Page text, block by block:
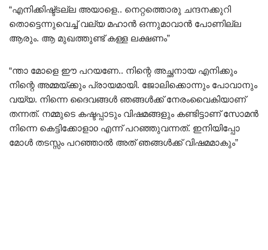
“എനിക്കിഷ്ട്ടല്ല അയാളെ.. നെറ്റത്തൊരു ചന്ദനക്കുറി
തൊട്ടെന്നുവെച്ച് വല്യ മഹാൻ ഒന്നുമാവാൻ പോണില്ല
ആരും. ആ മുഖത്തുണ്ട് കള്ള ലക്ഷണം”
“ന്താ മോളെ ഈ പറയണേ.. നിന്റെ അച്ഛനായ എനിക്കും
നിന്റെ അമ്മയ്ക്കും പ്രായമായി. ജോലിക്കൊന്നും പോവാനും
വയ്യ. നിന്നെ ദൈവങ്ങൾ ഞങ്ങൾക്ക് നേരംവൈകിയാണ്
തന്നത്. നമ്മുടെ കഷ്ടപ്പാടും വിഷമങ്ങളും കണ്ടിട്ടാണ് സോമൻ
നിന്നെ കെട്ടിക്കോളാo എന്ന് പറഞ്ഞുവന്നത്. ഇനിയിപ്പോ
മോൾ തടസ്സം പറഞ്ഞാൽ അത് ഞങ്ങൾക്ക് വിഷമമാകും”